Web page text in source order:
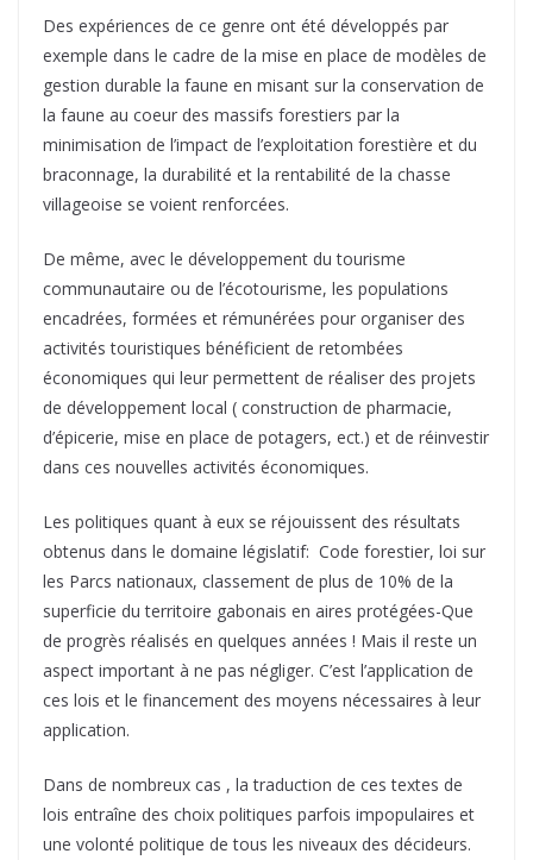
Des expériences de ce genre ont été développés par
exemple dans le cadre de la mise en place de modèles de
gestion durable la faune en misant sur la conservation de
la faune au coeur des massifs forestiers par la
minimisation de l’impact de l’exploitation forestière et du
braconnage, la durabilité et la rentabilité de la chasse
villageoise se voient renforcées.
De même, avec le développement du tourisme
communautaire ou de l’écotourisme, les populations
encadrées, formées et rémunérées pour organiser des
activités touristiques bénéficient de retombées
économiques qui leur permettent de réaliser des projets
de développement local ( construction de pharmacie,
d’épicerie, mise en place de potagers, ect.) et de réinvestir
dans ces nouvelles activités économiques.
Les politiques quant à eux se réjouissent des résultats
obtenus dans le domaine législatif: Code forestier, loi sur
les Parcs nationaux, classement de plus de 10% de la
superficie du territoire gabonais en aires protégées-Que
de progrès réalisés en quelques années ! Mais il reste un
aspect important à ne pas négliger. C’est l’application de
ces lois et le financement des moyens nécessaires à leur
application.
Dans de nombreux cas , la traduction de ces textes de
lois entraîne des choix politiques parfois impopulaires et
une volonté politique de tous les niveaux des décideurs.